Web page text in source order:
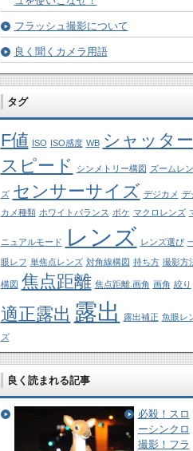
フラッシュ撮影について
良く聞くカメラ用語
タグ
F値 ISO ISO感度 WB シャッター
スピード
シンメトリー構図 ズームレン
ズ センサーサイズ デジカメ デ
カメ種類 ホワイトバランス ボケ マクロレンズ
ニュアルモード レンズ レンズ選び
眼レフ 単焦点レンズ 対角線構図 持ち方 撮影方
構図 焦点距離 焦点距離.画角 画角 絞り
適正露出 露出 露出補正 魚眼レ
ズ
良く読まれる記事
必殺！スロ
ーシンクロ
撮影！フラ